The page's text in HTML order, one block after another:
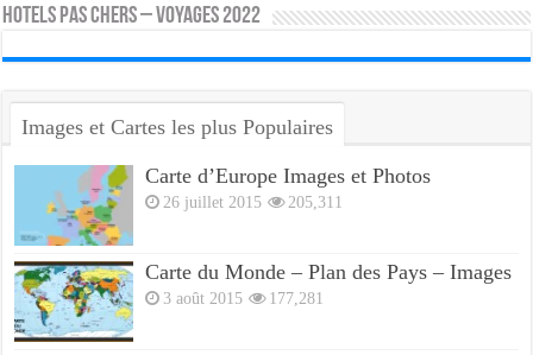
HOTELS PAS CHERS – VOYAGES 2022
Images et Cartes les plus Populaires
Carte d’Europe Images et Photos
26 juillet 2015 205,311
Carte du Monde – Plan des Pays – Images
3 août 2015 177,281